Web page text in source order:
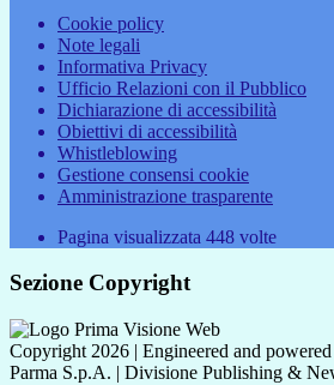
Cookie policy
Note legali
Informativa Privacy
Ufficio Relazioni con il Pubblico
Dichiarazione di accessibilità
Obiettivi di accessibilità
Whistleblowing
Gestione consensi cookie
Amministrazione trasparente
Pagina visualizzata 448 volte
Sezione Copyright
Copyright 2026 | Engineered and
Parma S.p.A. | Divisione Publishing &